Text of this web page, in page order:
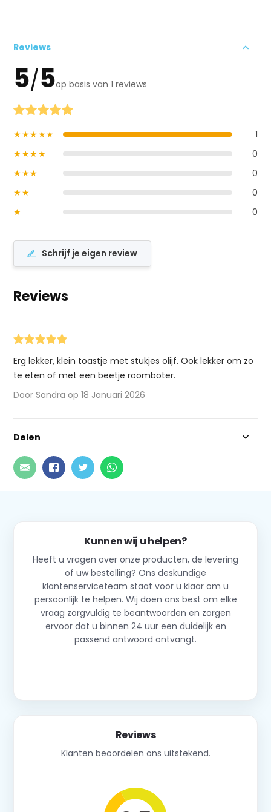
Reviews
5/5op basis van 1 reviews
★★★★★
1
★★★★
0
★★★
0
★★
0
★
0
Schrijf je eigen review
Reviews
Erg lekker, klein toastje met stukjes olijf. Ook lekker om zo
te eten of met een beetje roomboter.
Door Sandra op 18 Januari 2026
Delen
Kunnen wij u helpen?
Heeft u vragen over onze producten, de levering
of uw bestelling? Ons deskundige
klantenserviceteam staat voor u klaar om u
persoonlijk te helpen. Wij doen ons best om elke
vraag zorgvuldig te beantwoorden en zorgen
ervoor dat u binnen 24 uur een duidelijk en
passend antwoord ontvangt.
Reviews
Klanten beoordelen ons uitstekend.